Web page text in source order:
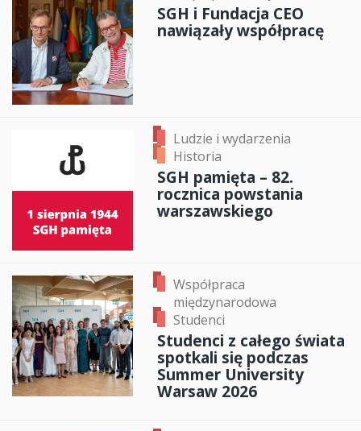
SGH i Fundacja CEO
nawiązały współpracę
Ludzie i wydarzenia
Historia
SGH pamięta – 82.
rocznica powstania
warszawskiego
Współpraca
międzynarodowa
Studenci
Studenci z całego świata
spotkali się podczas
Summer University
Warsaw 2026